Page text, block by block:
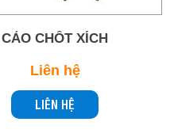
CẢO CHỐT XÍCH
Liên hệ
LIÊN HỆ